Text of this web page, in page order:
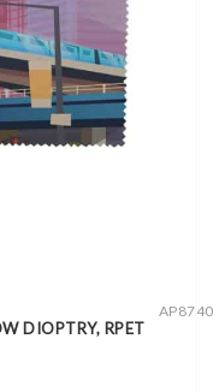
DIOPTRY, RPET